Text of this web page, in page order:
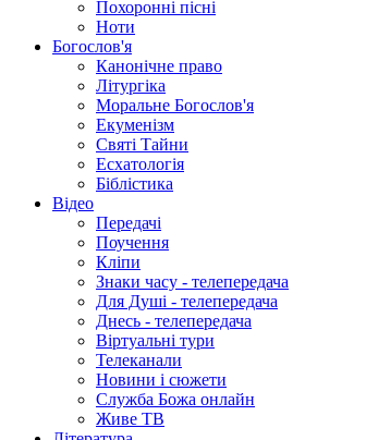
Похоронні пісні
Ноти
Богослов'я
Канонічне право
Літургіка
Моральне Богослов'я
Екуменізм
Святі Тайни
Есхатологія
Біблістика
Відео
Передачі
Поучення
Кліпи
Знаки часу - телепередача
Для Душі - телепередача
Днесь - телепередача
Віртуальні тури
Телеканали
Новини і сюжети
Служба Божа онлайн
Живе ТВ